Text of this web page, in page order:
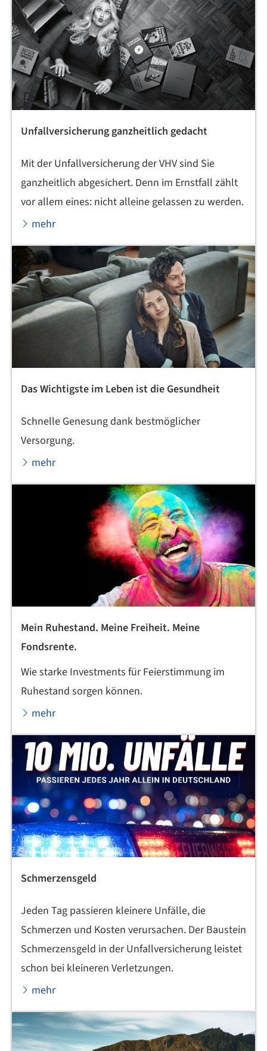
Unfall­ver­si­che­rung ganzheitlich gedacht
Mit der Unfall­ver­si­che­rung der VHV sind Sie
ganzheitlich abgesichert. Denn im Ernstfall zählt
vor allem eines: nicht alleine gelassen zu werden.
mehr
Das Wichtigste im Leben ist die Gesundheit
Schnelle Genesung dank bestmöglicher
Versorgung.
mehr
Mein Ruhestand. Meine Freiheit. Meine
Fondsrente.
Wie starke Investments für Feierstimmung im
Ruhestand sorgen können.
mehr
Schmerzensgeld
Jeden Tag passieren kleinere Unfälle, die
Schmerzen und Kosten verursachen. Der Baustein
Schmerzensgeld in der Unfall­ver­si­che­rung leistet
schon bei kleineren Verletzungen.
mehr